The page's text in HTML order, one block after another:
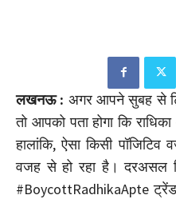
लखनऊ : अगर आपने सुबह से
तो आपको पता होगा कि
हालांकि, ऐसा किसी
वजह से हो रहा है। दरअसल
#BoycottRadhikaApte